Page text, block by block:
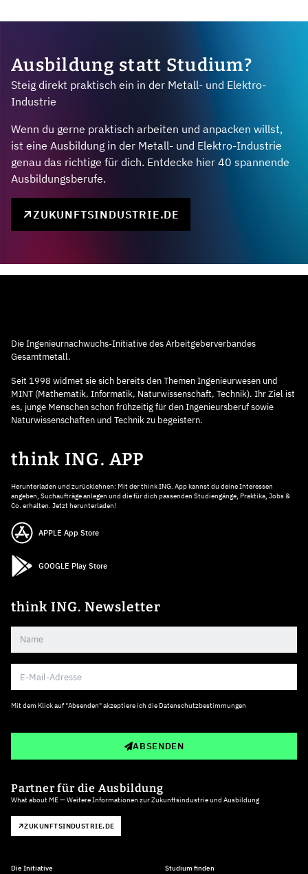
Ausbildung statt Studium?
Steig direkt praktisch ein in der Metall- und Elektro-
Industrie
Wenn du gerne praktisch arbeiten und anpacken willst,
ist eine Ausbildung in der Metall- und Elektro-Industrie
genau das richtige für dich. Entdecke hier 40 spannende
Ausbildungsberufe.
ZUKUNFTSINDUSTRIE.DE
Die Ingenieurnachwuchs-Initiative des Arbeitgeberverbandes
Gesamtmetall.
Seit 1998 widmet sie sich bereits den Themen Ingenieurwesen und
MINT (Mathematik, Informatik, Naturwissenschaft, Technik). Ihr Ziel ist
es, junge Menschen schon frühzeitig für den Ingenieursberuf sowie
Naturwissenschaften und Technik zu begeistern.
think ING. APP
Herunterladen und zurücklehnen: Mit der think ING. App kannst du deine Interessen
angeben, Suchaufträge anlegen und die für dich passenden Studiengänge, Praktika, Jobs &
Co. erhalten. Jetzt herunterladen!
APPLE App Store
GOOGLE Play Store
think ING. Newsletter
Mit dem Klick auf "Absenden" akzeptiere ich die Datenschutzbestimmungen
ABSENDEN
Partner für die Ausbildung
What about ME — Weitere Informationen zur Zukunftsindustrie und Ausbildung
ZUKUNFTSINDUSTRIE.DE
Die Initiative Studium finden